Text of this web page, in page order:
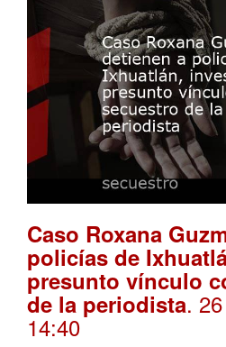
Caso Roxana
policías de
presunto vínculo
de la periodista.
14:40